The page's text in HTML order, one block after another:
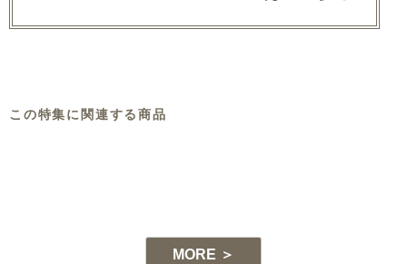
この特集に関連する商品
MORE ＞